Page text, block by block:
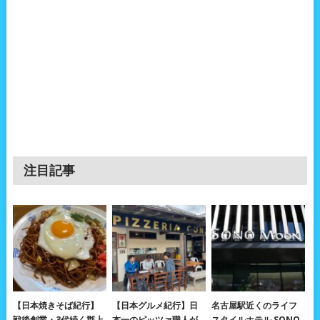
注目記事
【日本焼きそば紀行】
【日本グルメ紀行】日
名古屋駅近くのライフ